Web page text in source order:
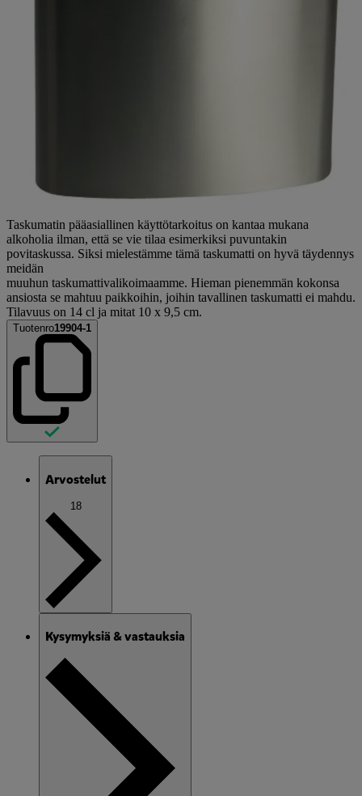
Taskumatin pääasiallinen käyttötarkoitus on kantaa mukana
alkoholia ilman, että se vie tilaa esimerkiksi puvuntakin
povitaskussa. Siksi mielestämme tämä taskumatti on hyvä täydennys
meidän
muuhun taskumattivalikoimaamme. Hieman pienemmän kokonsa
ansiosta se mahtuu paikkoihin, joihin tavallinen taskumatti ei mahdu.
Tilavuus on 14 cl ja mitat 10 x 9,5 cm.
Tuotenro19904-1
Arvostelut
18
Kysymyksiä & vastauksia